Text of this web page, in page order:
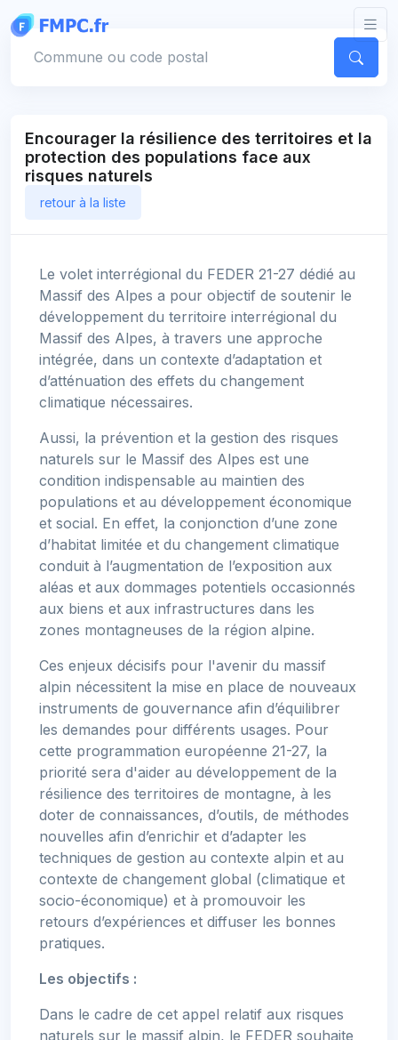
Encourager la résilience des territoires et la
protection des populations face aux
risques naturels
retour à la liste
Le volet interrégional du FEDER 21-27 dédié au
Massif des Alpes a pour objectif de soutenir le
développement du territoire interrégional du
Massif des Alpes, à travers une approche
intégrée, dans un contexte d’adaptation et
d’atténuation des effets du changement
climatique nécessaires.
Aussi, la prévention et la gestion des risques
naturels sur le Massif des Alpes est une
condition indispensable au maintien des
populations et au développement économique
et social. En effet, la conjonction d’une zone
d’habitat limitée et du changement climatique
conduit à l’augmentation de l’exposition aux
aléas et aux dommages potentiels occasionnés
aux biens et aux infrastructures dans les
zones montagneuses de la région alpine.
Ces enjeux décisifs pour l'avenir du massif
alpin nécessitent la mise en place de nouveaux
instruments de gouvernance afin d’équilibrer
les demandes pour différents usages. Pour
cette programmation européenne 21-27, la
priorité sera d'aider au développement de la
résilience des territoires de montagne, à les
doter de connaissances, d’outils, de méthodes
nouvelles afin d’enrichir et d’adapter les
techniques de gestion au contexte alpin et au
contexte de changement global (climatique et
socio-économique) et à promouvoir les
retours d’expériences et diffuser les bonnes
pratiques.
Les objectifs :
Dans le cadre de cet appel relatif aux risques
naturels sur le massif alpin, le FEDER souhaite
Panneau de gestion des cookies